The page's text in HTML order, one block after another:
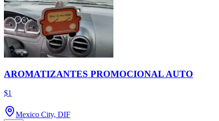
AROMATIZANTES PROMOCIONAL AUTO
$1
Mexico City, DIF